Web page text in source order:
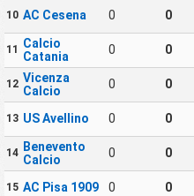
10 AC Cesena 0 0
11 Calcio
Catania
0 0
12 Vicenza
Calcio
0 0
13 US Avellino 0 0
14 Benevento
Calcio
0 0
15 AC Pisa 1909 0 0